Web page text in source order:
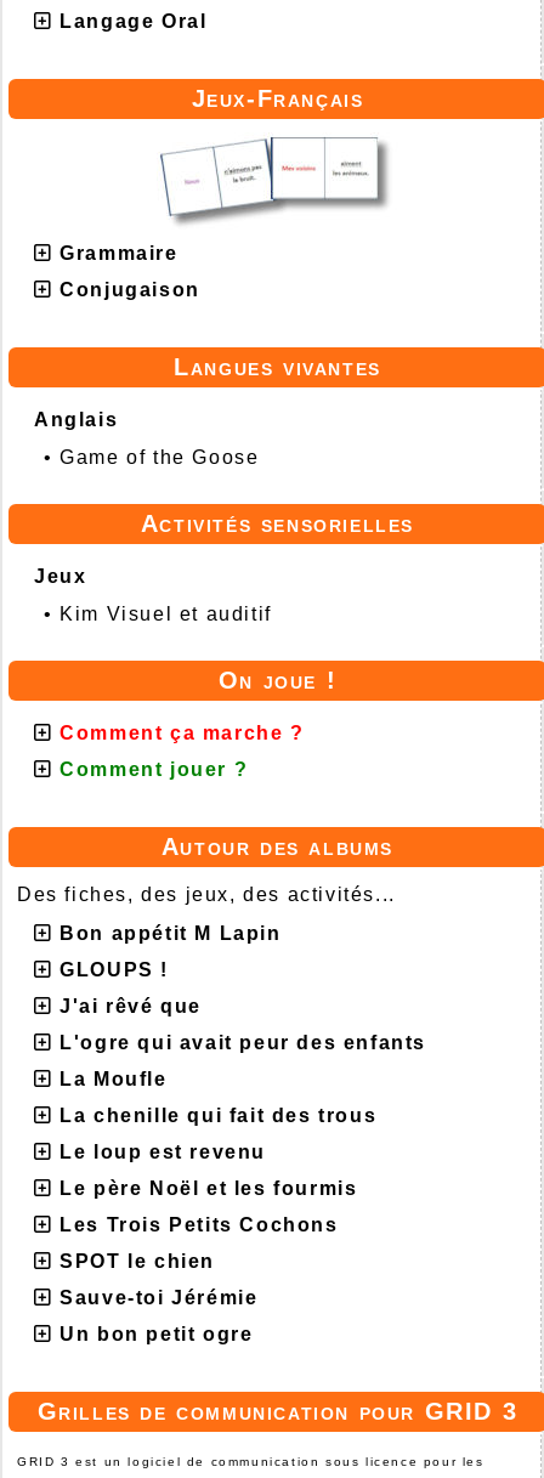
Langage Oral
Jeux-Français
Grammaire
Conjugaison
Langues vivantes
Anglais
•Game of the Goose
Activités sensorielles
Jeux
• Kim Visuel et auditif
On joue !
Comment ça marche ?
Comment jouer ?
Autour des albums
Des fiches, des jeux, des activités...
Bon appétit M Lapin
GLOUPS !
J'ai rêvé que
L'ogre qui avait peur des enfants
La Moufle
La chenille qui fait des trous
Le loup est revenu
Le père Noël et les fourmis
Les Trois Petits Cochons
SPOT le chien
Sauve-toi Jérémie
Un bon petit ogre
Grilles de communication pour GRID 3
GRID 3 est un logiciel de communication sous licence pour les